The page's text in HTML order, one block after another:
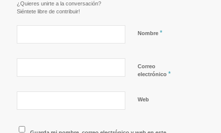
¿Quieres unirte a la conversación?
Siéntete libre de contribuir!
Nombre *
Correo
electrónico *
Web